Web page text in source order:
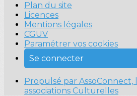
Plan du site
Licences
Mentions légales
CGUV
Paramétrer vos cookies
Se connecter
Propulsé par AssoConnect,
associations Culturelles